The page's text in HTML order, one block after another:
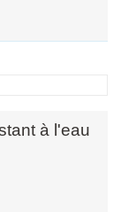
à l'eau